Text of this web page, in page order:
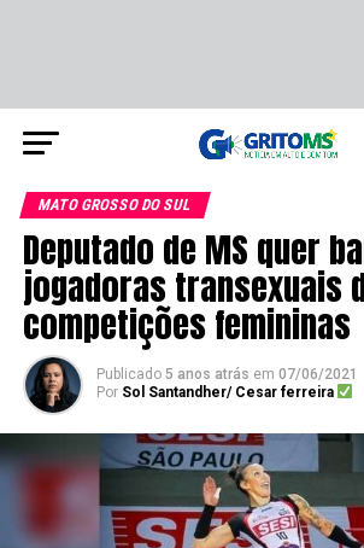
MATO GROSSO DO SUL
Deputado de MS quer
jogadoras transexuais
competições femininas
Publicado 5 anos atrás em 07/06/2021
Por Sol Santandher/ Cesar ferreira